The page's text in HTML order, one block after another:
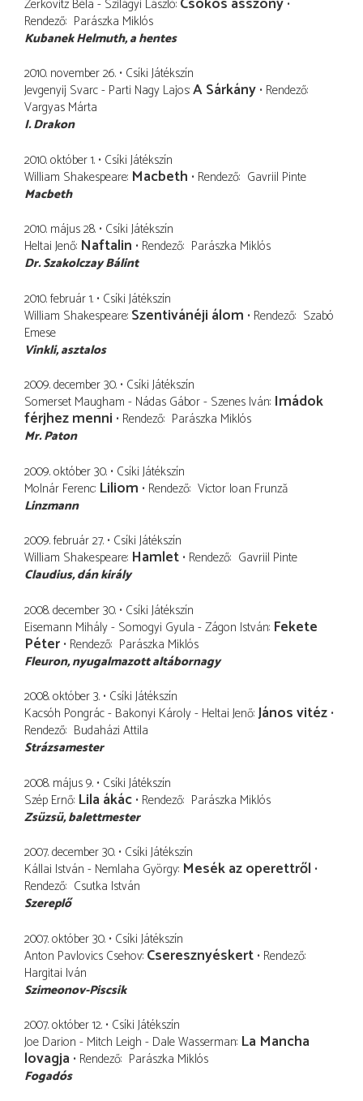
Zerkovitz Béla - Szilágyi László
Rendező Parászka Miklós
Kubanek Helmuth a hentes
2010. november 26. Csíki Játékszín
Jevgenyij Svarc - Parti Nagy Lajos A Sárkány Rendező
Vargyas Márta
I. Drakon
2010. október 1. Csíki Játékszín
William Shakespeare Macbeth Rendező Gavriil Pinte
Macbeth
2010. május 28. Csíki Játékszín
Heltai Jenő Naftalin Rendező Parászka Miklós
Dr. Szakolczay Bálint
2010. február 1. Csíki Játékszín
William Shakespeare Szentivánéji álom Rendező Szabó
Emese
Vinkli asztalos
2009. december 30. Csíki Játékszín
Somerset Maugham - Nádas Gábor - Szenes Iván Imádok
férjhez menni Rendező Parászka Miklós
Mr. Paton
2009. október 30. Csíki Játékszín
Molnár Ferenc Liliom Rendező Victor Ioan Frunză
Linzmann
2009. február 27. Csíki Játékszín
William Shakespeare Hamlet Rendező Gavriil Pinte
Claudius dán király
2008. december 30. Csíki Játékszín
Eisemann Mihály - Somogyi Gyula - Zágon István Fekete
Péter Rendező Parászka Miklós
Fleuron nyugalmazott altábornagy
2008. október 3. Csíki Játékszín
Kacsóh Pongrác - Bakonyi Károly - Heltai Jenő János vitéz
Rendező Budaházi Attila
Strázsamester
2008. május 9. Csíki Játékszín
Szép Ernő Lila ákác Rendező Parászka Miklós
Zsüzsü balettmester
2007. december 30. Csíki Játékszín
Kállai István - Nemlaha György Mesék az operettről
Rendező Csutka István
Szereplő
2007. október 30. Csíki Játékszín
Anton Pavlovics Csehov Cseresznyéskert Rendező
Hargitai Iván
Szimeonov-Piscsik
2007. október 12. Csíki Játékszín
Joe Darion - Mitch Leigh - Dale Wasserman La Mancha
lovagja Rendező Parászka Miklós
Fogadós